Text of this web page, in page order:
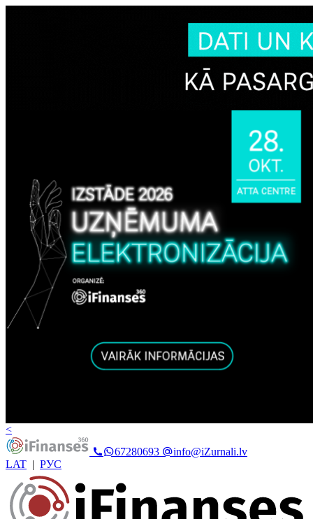
<
67280693
info@iZurnali.lv
LAT | РУС